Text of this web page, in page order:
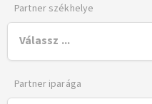
Partner székhelye
Partner iparága